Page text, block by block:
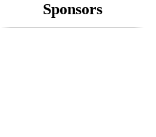
Sponsors